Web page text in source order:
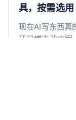
化稿件的创作者
具，按需选用
现在AI写东西真
还是博主改文案